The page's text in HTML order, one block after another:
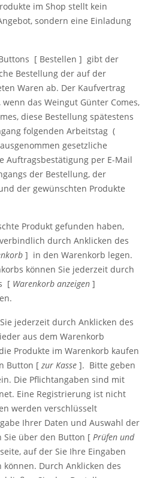
im Shop stellt kein
sondern eine Einladung
[ Bestellen ] gibt der
Bestellung der auf der
Waren ab. Der Kaufvertrag
das Weingut Günter Comes,
diese Bestellung spätestens
folgenden Arbeitstag (
gesetzliche
Auftragsbestätigung per E-Mail
der Bestellung, der
der gewünschten Produkte
Produkt gefunden haben,
durch Anklicken des
] in den Warenkorb legen.
können Sie jederzeit durch
[ Warenkorb anzeigen ]
jederzeit durch Anklicken des
aus dem Warenkorb
Produkte im Warenkorb kaufen
Button [ zur Kasse ]. Bitte geben
Die Pflichtangaben sind mit
Eine Registrierung ist nicht
werden verschlüsselt
Ihrer Daten und Auswahl der
Sie über den Button [ Prüfen und
auf der Sie Ihre Eingaben
Durch Anklicken des